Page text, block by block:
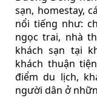
sạn, homestay,
nổi tiếng như:
ngọc trai, nhà
khách sạn tại
khách thuận
điểm du lịch,
người dân ở